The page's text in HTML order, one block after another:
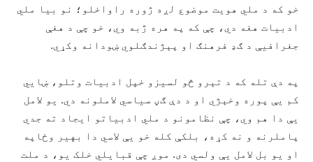
خو که د ملي هويت موضوع لږه ژوره راواخلو؛ نو بيا ملي
ادبيات هغه دي، چې که په هره ژبه وي، خو چې د هغې
جغرافيې د ګډ فرهنګ او پېژندګلوي ښودانه وکړي.
په دې تله که د تېرو څو لسيزو خپل ادبيات وتلو، ښايي
کم يې پوره وخېژي او د دې ګڼ سياسي لاملونه دي. يو لامل
يې دا هم وي، چې نظامونو د ملي ادبياتو ايجاد ته جدي
پاملرنه و نه کړه، بلکې کله خو يې لاسي دا بهير وځاپه
او يو بل لامل يې ولسي دى. موږ چې قبايلي خلک يو، د ملت